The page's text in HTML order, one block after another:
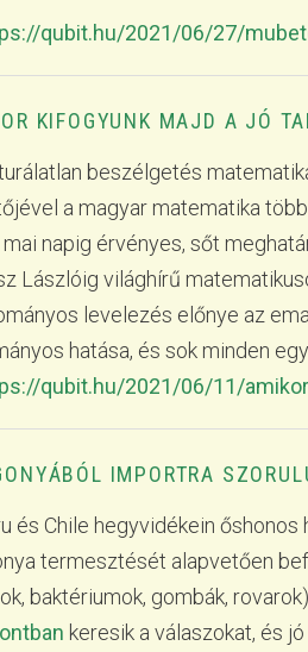
qubit.hu/2021/06/27/
KIFOGYUNK MAJD A JÓ
beszélgetés
a magyar matematika
mai napig érvényes, sőt
Lászlóig világhírű
levelezés előnye az
hatása, és sok minden
qubit.hu/2021/06/11/
IMPORTRA
és Chile hegyvidékein
termesztését alapvetően
baktériumok, gombák,
keresik a válaszokat, és